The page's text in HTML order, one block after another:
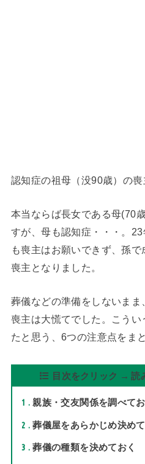
認知症の祖母（没90歳）の喪
本当ならば長女である母(70
すが、母も認知症・・・。
も喪主はお願いできず、孫
喪主となりました。
葬儀などの準備をしないま
喪主は大慌てでした。こう
たと思う、6つの注意点をま
目次をクリック → 読
1 親族・交友関係を調べてお
2 葬儀屋をあらかじめ決めて
3 葬儀の種類を決めておく